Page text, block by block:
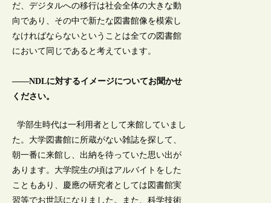
だ、デジタルへの移行は社会全体の大きな動
向であり、その中で新たな図書館像を模索し
なければならないということは全ての図書館
において同じであると考えています。
――NDLに対するイメージについてお聞かせ
ください。
学部生時代は一利用者として来館していまし
た。大学図書館に所蔵がない雑誌を探して、
朝一番に来館し、出納を待っていた思い出が
あります。大学院生の頃はアルバイトをした
こともあり、慶應の研究者としては図書館実
習等でお世話になりました。また、科学技術